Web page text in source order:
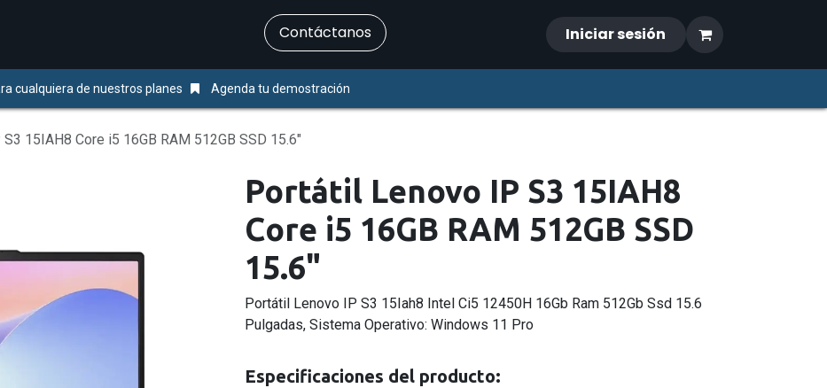
​Contáctanos Iniciar sesión
cualquiera de nuestros planes Agenda tu demostración
15IAH8 Core i5 16GB RAM 512GB SSD 15.6"
Portátil Lenovo IP S3 15IAH8
Core i5 16GB RAM 512GB SSD
15.6"
Portátil Lenovo IP S3 15Iah8 Intel Ci5 12450H 16Gb Ram 512Gb Ssd 15.6
Pulgadas, Sistema Operativo: Windows 11 Pro
Especificaciones del producto: